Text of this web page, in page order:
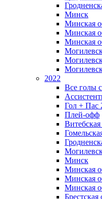
Минск
Минская
Минская
Минская
2022
Все голы
Гол + Пас
Плей-офф
Витебская
Минск
Mинская
Минская
Минская